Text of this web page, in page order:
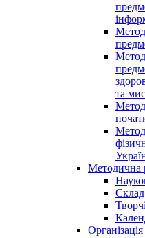
та
Методична